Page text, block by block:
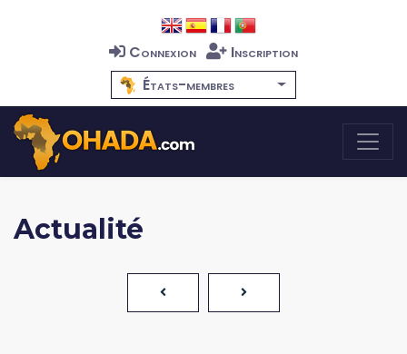
Connexion
Inscription
États-membres
Actualité